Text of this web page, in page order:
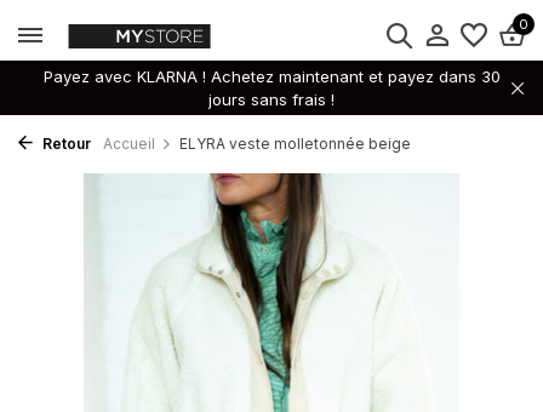
0
Payez avec KLARNA ! Achetez maintenant et payez dans 30
jours sans frais !
Retour Accueil ELYRA veste molletonnée beige